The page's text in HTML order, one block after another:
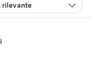
rilevante